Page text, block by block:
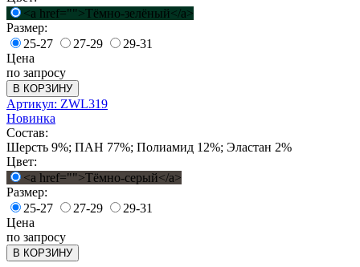
<a href="">Тёмно-зелёный</a>
Размер:
25-27
27-29
29-31
Цена
по запросу
В КОРЗИНУ
Артикул: ZWL319
Новинка
Состав:
Шерсть 9%; ПАН 77%; Полиамид 12%; Эластан 2%
Цвет:
<a href="">Тёмно-серый</a>
Размер:
25-27
27-29
29-31
Цена
по запросу
В КОРЗИНУ